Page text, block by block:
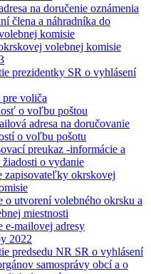
na doručenie oznámenia
člena a náhradníka do
komisie
volebnej komisie
prezidentky SR o vyhlásení
voliča
o voľbu poštou
adresa na doručovanie
o voľbu pošotu
preukaz -informácie a
žiadosti o vydanie
zapisovateľky okrskovej
o utvorení volebného okrsku a
miestnosti
e-mailovej adresy
2022
predsedu NR SR o vyhlásení
samosprávy obcí a o